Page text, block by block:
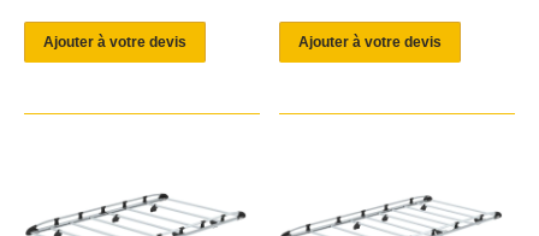
Ajouter à votre devis Ajouter à votre devis